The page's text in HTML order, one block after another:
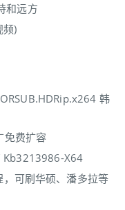
和远方
频)
韩
免费扩容
Kb3213986-X64
可刷华硕、潘多拉等